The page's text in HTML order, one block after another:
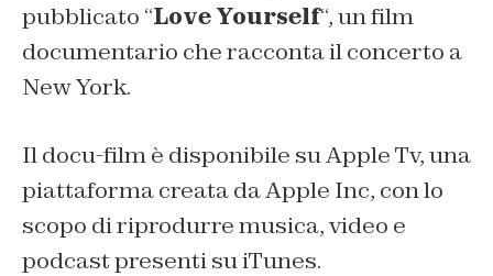
pubblicato “Love Yourself“, un film
documentario che racconta il concerto a
New York.
Il docu-film è disponibile su Apple Tv, una
piattaforma creata da Apple Inc, con lo
scopo di riprodurre musica, video e
podcast presenti su iTunes.